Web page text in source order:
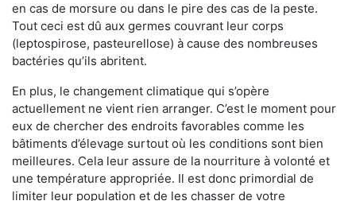
en cas de morsure ou dans le pire des cas de la peste.
Tout ceci est dû aux germes couvrant leur corps
(leptospirose, pasteurellose) à cause des nombreuses
bactéries qu’ils abritent.
En plus, le changement climatique qui s’opère
actuellement ne vient rien arranger. C’est le moment pour
eux de chercher des endroits favorables comme les
bâtiments d’élevage surtout où les conditions sont bien
meilleures. Cela leur assure de la nourriture à volonté et
une température appropriée. Il est donc primordial de
limiter leur population et de les chasser de votre